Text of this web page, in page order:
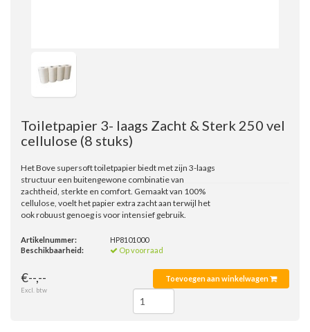
Toiletpapier 3- laags Zacht & Sterk 250 vel
cellulose (8 stuks)
Het Bove supersoft toiletpapier biedt met zijn 3-laags
structuur een buitengewone combinatie van
zachtheid, sterkte en comfort. Gemaakt van 100%
cellulose, voelt het papier extra zacht aan terwijl het
ook robuust genoeg is voor intensief gebruik.
Artikelnummer:
HP8101000
Beschikbaarheid:
Op voorraad
€--,--
Excl. btw
Toevoegen aan winkelwagen